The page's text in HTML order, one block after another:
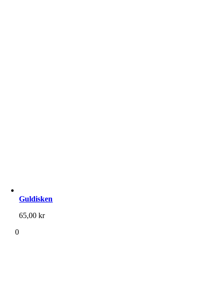
Guldisken
65,00kr
0